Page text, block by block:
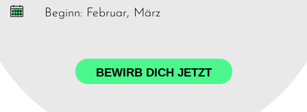
Beginn: Februar, März
BEWIRB DICH JETZT